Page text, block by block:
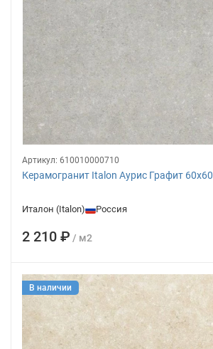
Артикул: 610010000710
Керамогранит Italon Аурис Графит 60х60
Италон (Italon) Россия
2 210 ₽ / м2
В наличии